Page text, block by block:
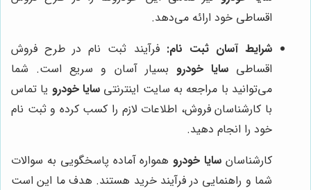
اقساطی خود ارائه می‌دهد.
شرایط آسان ثبت نام: فرآیند ثبت نام در طرح فروش
اقساطیسایا خودرو بسیار آسان و سریع است. شما
می‌توانید با مراجعه به سایت اینترنتی سایا خودرو یا تماس
با کارشناسان فروش، اطلاعات لازم را کسب کرده و ثبت نام
خود را انجام دهید.
کارشناسان سایا خودرو همواره آماده پاسخگویی به سوالات
شما و راهنمایی در فرآیند خرید هستند. هدف ما این است